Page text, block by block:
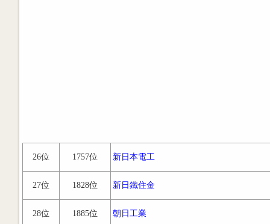
26位 1757位 新日本電工
27位 1828位 新日鐵住金
28位 1885位 朝日工業